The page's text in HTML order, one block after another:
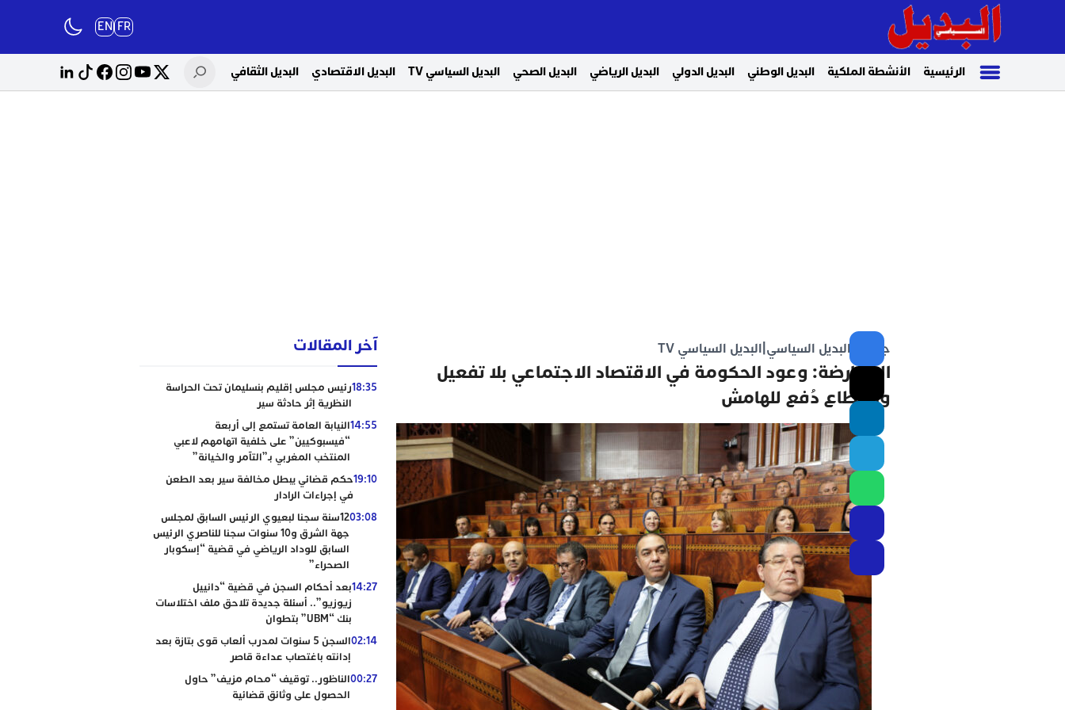
FR
EN
الرئيسية الأنشطة الملكية البديل الوطني البديل الدولي البديل الرياضي البديل الصحي البديل السياسي TV البديل الاقتصادي البديل الثقافي
جريدة البديل السياسي البديل السياسي TV
المعارضة: وعود الحكومة في الاقتصاد الاجتماعي بلا تفعيل
والقطاع دُفع للهامش
آخر المقالات
18:35رئيس مجلس إقليم بنسليمان تحت الحراسة
النظرية إثر حادثة سير
14:55النيابة العامة تستمع إلى أربعة
“فيسبوكيين” على خلفية اتهامهم لاعبي
المنتخب المغربي بـ”التآمر والخيانة”
19:10حكم قضائي يبطل مخالفة سير بعد الطعن
في إجراءات الرادار
03:08
12سنة سجنا لبعيوي الرئيس السابق لمجلس
جهة الشرق و10 سنوات سجنا للناصري الرئيس
السابق للوداد الرياضي في قضية “إسكوبار
الصحراء”
14:27بعد أحكام السجن في قضية “دانييل
زيوزيو”.. أسئلة جديدة تلاحق ملف اختلاسات
بنك “UBM” بتطوان
02:14
السجن 5 سنوات لمدرب ألعاب قوى بتازة بعد
إدانته باغتصاب عداءة قاصر
00:27الناظور.. توقيف “محام مزيف” حاول
الحصول على وثائق قضائية